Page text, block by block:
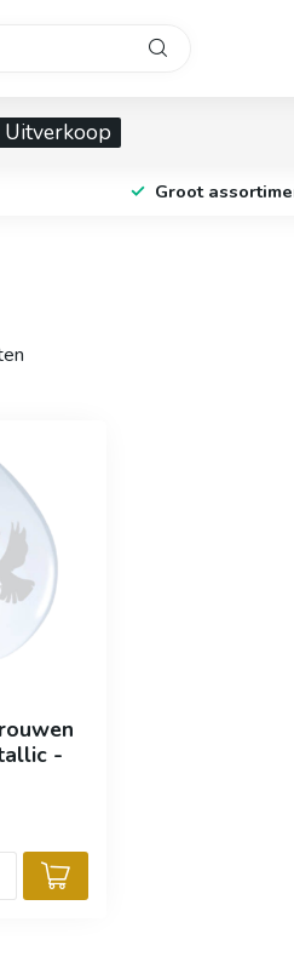
Uitverkoop
Groot
-